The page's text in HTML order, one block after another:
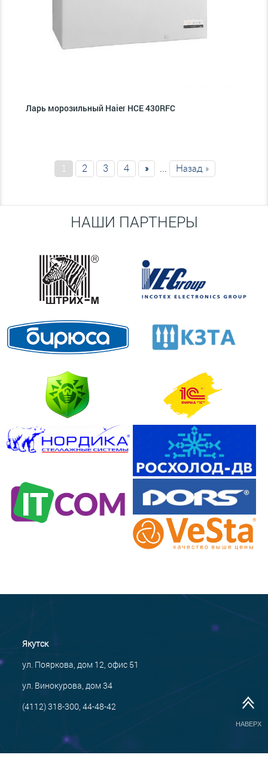
Ларь морозильный Haier HCE 430RFC
1 2 3 4 » Назад »
НАШИ ПАРТНЕРЫ
Якутск
ул. Пояркова, дом 12, офис 51
ул. Винокурова, дом 34
(4112) 318-300, 44-48-42
НАВЕРХ